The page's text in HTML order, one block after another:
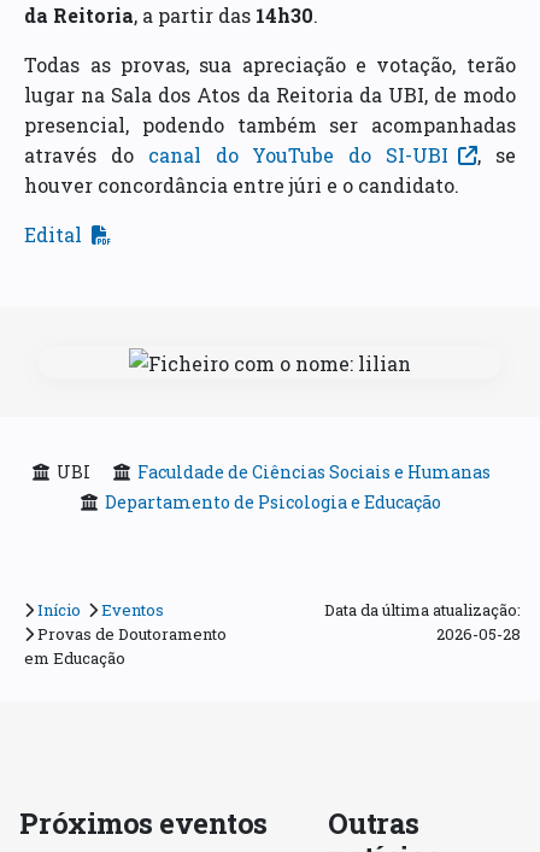
da Reitoria, a partir das 14h30.
Todas as provas, sua apreciação e votação, terão
lugar na Sala dos Atos da Reitoria da UBI, de modo
presencial, podendo também ser acompanhadas
através do canal do YouTube do SI-UBI
, se
houver concordância entre júri e o candidato.
Edital
UBI
Faculdade de Ciências Sociais e Humanas
Departamento de Psicologia e Educação
Início
Eventos
Provas de Doutoramento
em Educação
Data da última atualização:
2026-05-28
Próximos eventos
Outras